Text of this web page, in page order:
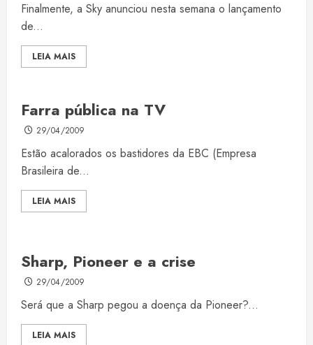
Finalmente, a Sky anunciou nesta semana o lançamento
de...
LEIA MAIS
Farra pública na TV
29/04/2009
Estão acalorados os bastidores da EBC (Empresa
Brasileira de...
LEIA MAIS
Sharp, Pioneer e a crise
29/04/2009
Será que a Sharp pegou a doença da Pioneer?...
LEIA MAIS